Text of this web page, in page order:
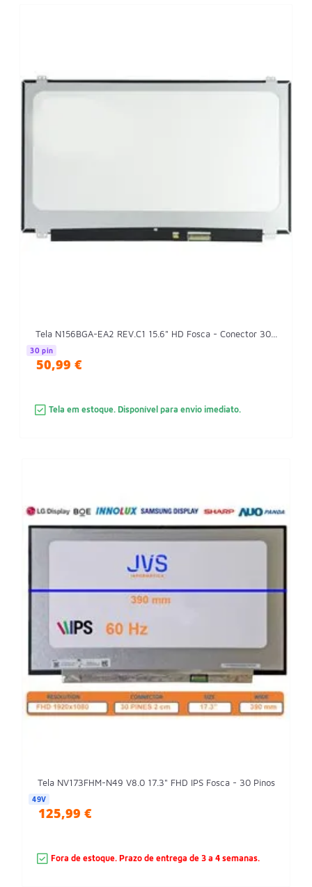
Tela N156BGA-EA2 REV.C1 15.6" HD Fosca - Conector 30...
30 pin
50,99 €
Tela em estoque. Disponível para envio imediato.
Tela NV173FHM-N49 V8.0 17.3" FHD IPS Fosca - 30 Pinos
49V
125,99 €
Fora de estoque. Prazo de entrega de 3 a 4 semanas.